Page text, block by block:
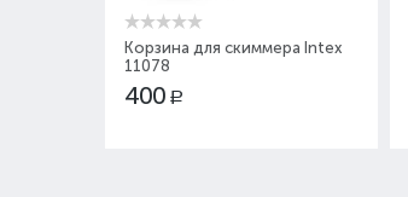
Корзина для скиммера Intex
11078
400 Р